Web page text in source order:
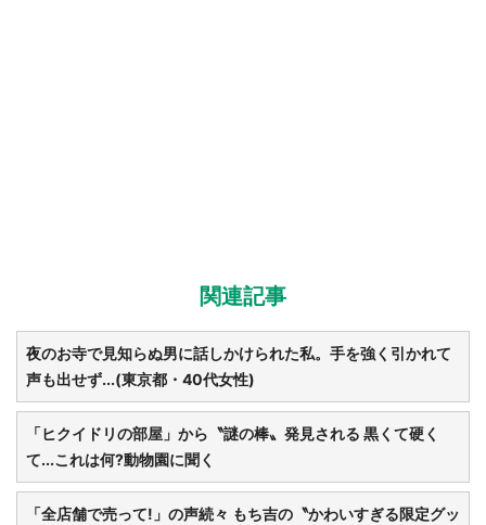
関連記事
夜のお寺で見知らぬ男に話しかけられた私。手を強く引かれて
声も出せず...(東京都・40代女性)
「ヒクイドリの部屋」から〝謎の棒〟発見される 黒くて硬く
て...これは何?動物園に聞く
「全店舗で売って!」の声続々 もち吉の〝かわいすぎる限定グッ